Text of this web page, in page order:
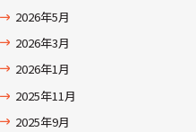
2026年5月
2026年3月
2026年1月
2025年11月
2025年9月